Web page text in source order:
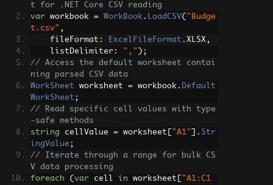
t for .NET Core CSV reading
var workbook = WorkBook . LoadCSV( "Budge
t.csv" ,
    fileFormat
: ExcelFileFormat . XLSX,
    listDelimiter
: "," );
// Access the default worksheet contai
ning parsed CSV data
WorkSheet worksheet = workbook . Default
WorkSheet ;
// Read specific cell values with type
-safe methods
string cellValue = worksheet "A1" ]. Str
ingValue ;
// Iterate through a range for bulk CS
V data processing
foreach
( var cell in worksheet
"A1:C1